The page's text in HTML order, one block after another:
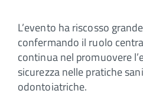
L’evento ha riscosso
confermando il ruolo
continua nel promuovere
sicurezza nelle pratiche
odontoiatriche.